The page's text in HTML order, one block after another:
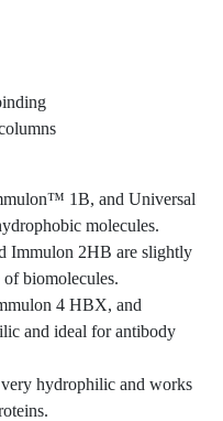
1B, and Universal
molecules.
2HB are slightly
biomolecules.
4 HBX, and
and ideal for antibody
hydrophilic and works